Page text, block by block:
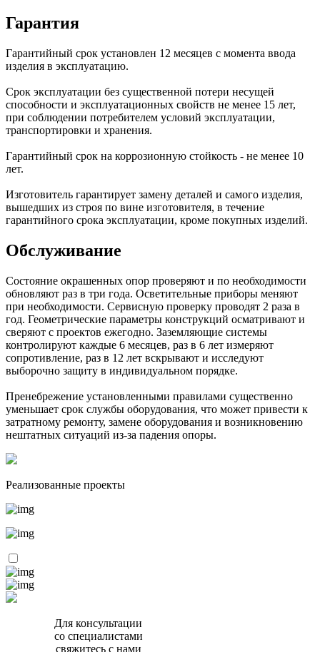
Гарантия
Гарантийный срок установлен 12 месяцев с момента ввода
изделия в эксплуатацию.
Срок эксплуатации без существенной потери несущей
способности и эксплуатационных свойств не менее 15 лет,
при соблюдении потребителем условий эксплуатации,
транспортировки и хранения.
Гарантийный срок на коррозионную стойкость - не менее 10
лет.
Изготовитель гарантирует замену деталей и самого изделия,
вышедших из строя по вине изготовителя, в течение
гарантийного срока эксплуатации, кроме покупных изделий.
Обслуживание
Состояние окрашенных опор проверяют и по необходимости
обновляют раз в три года. Осветительные приборы меняют
при необходимости. Сервисную проверку проводят 2 раза в
год. Геометрические параметры конструкций осматривают и
сверяют с проектов ежегодно. Заземляющие системы
контролируют каждые 6 месяцев, раз в 6 лет измеряют
сопротивление, раз в 12 лет вскрывают и исследуют
выборочно защиту в индивидуальном порядке.
Пренебрежение установленными правилами существенно
уменьшает срок службы оборудования, что может привести к
затратному ремонту, замене оборудования и возникновению
нештатных ситуаций из-за падения опоры.
Реализованные проекты
Для консультации
со специалистами
свяжитесь с нами